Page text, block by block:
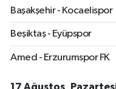
Başakşehir - Kocaelispor
Beşiktaş - Eyüpspor
Amed - Erzurumspor FK